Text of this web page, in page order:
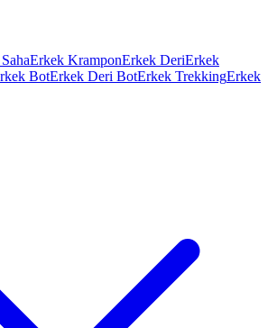
Erkek KramponErkek DeriErkek
BotErkek Deri BotErkek TrekkingErkek